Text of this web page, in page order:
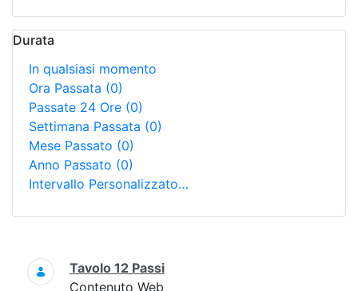
Durata
In qualsiasi momento
Ora Passata (0)
Passate 24 Ore (0)
Settimana Passata (0)
Mese Passato (0)
Anno Passato (0)
Intervallo Personalizzato…
Ricerca
Tavolo 12 Passi
Contenuto Web